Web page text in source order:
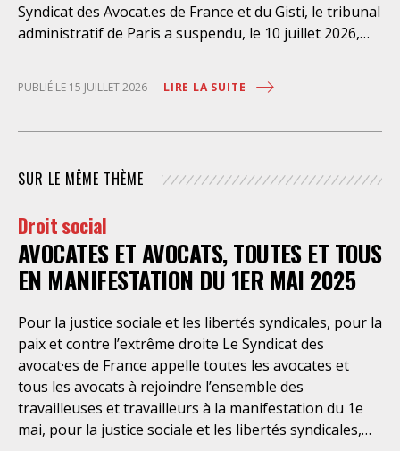
Syndicat des Avocat.es de France et du Gisti, le tribunal
administratif de Paris a suspendu, le 10 juillet 2026,
œuvre de prestations d’information et d’assistance
juridique des étrangers maintenus dans les locaux de
droits fondamentaux des personnes retenues et
déontologiques régissant la profession d’avocat. Ainsi,
l’assistance dont bénéficient les personnes retenues,
limitée à trois heures de permanence téléphonique
quotidienne sauf le dimanche (la présence de l’avocat
vise uniquement à « expliciter la procédure dont fait
l’objet le retenu ainsi que les droits qui découlent de
celle-ci et dont il bénéficie ». De telles dispositions
n’ont pour but, derrière l’affichage illusoire d’une
assistance juridique, que d’empêcher les retenus
d’exercer un recours contre la décision administrative
PUBLIÉ LE 15 JUILLET 2026 LIRE LA SUITE
SUR LE MÊME THÈME
Droit social
AVOCATES ET AVOCATS, TOUTES ET TOUS
EN MANIFESTATION DU 1ER MAI 2025
Pour la justice sociale et les libertés syndicales, pour la
paix et contre l’extrême droite Le Syndicat des
avocat·es de France appelle toutes les avocates et
tous les avocats à rejoindre l’ensemble des
travailleuses et travailleurs à la manifestation du 1e
mai, pour la justice sociale et les libertés syndicales,